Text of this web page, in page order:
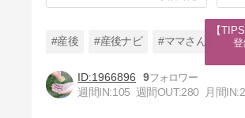
#産後 #産後ナビ #ママさん
1966896
9
週間IN:105 週間OUT:280 月間IN:
【
登